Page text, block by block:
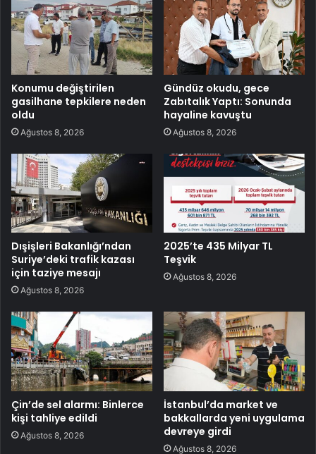
Konumu değiştirilen
gasilhane tepkilere neden
oldu
Ağustos 8, 2026
Gündüz okudu, gece
Zabıtalık Yaptı: Sonunda
hayaline kavuştu
Ağustos 8, 2026
Dışişleri Bakanlığı’ndan
Suriye’deki trafik kazası
için taziye mesajı
Ağustos 8, 2026
2025’te 435 Milyar TL
Teşvik
Ağustos 8, 2026
Çin’de sel alarmı: Binlerce
kişi tahliye edildi
Ağustos 8, 2026
İstanbul’da market ve
bakkallarda yeni uygulama
devreye girdi
Ağustos 8, 2026